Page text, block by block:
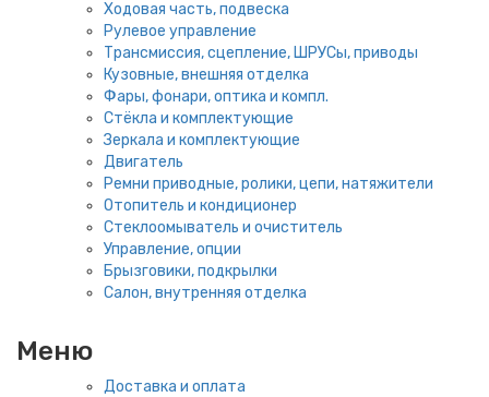
Ходовая часть, подвеска
Рулевое управление
Трансмиссия, сцепление, ШРУСы, приводы
Кузовные, внешняя отделка
Фары, фонари, оптика и компл.
Стёкла и комплектующие
Зеркала и комплектующие
Двигатель
Ремни приводные, ролики, цепи, натяжители
Отопитель и кондиционер
Стеклоомыватель и очиститель
Управление, опции
Брызговики, подкрылки
Салон, внутренняя отделка
Меню
Доставка и оплата